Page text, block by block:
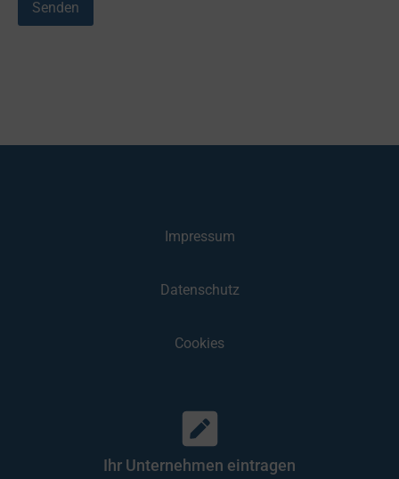
Impressum
Datenschutz
Cookies
Ihr Unternehmen eintragen